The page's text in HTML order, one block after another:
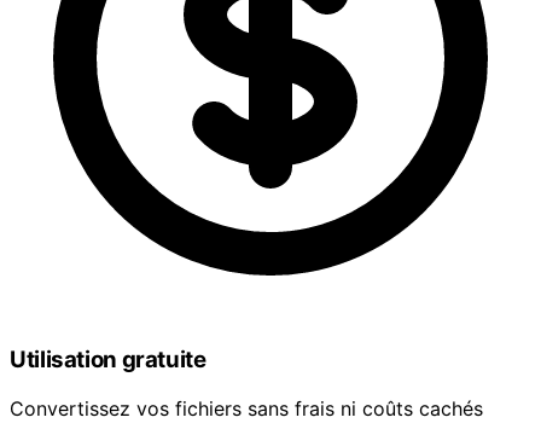
Utilisation gratuite
Convertissez vos fichiers sans frais ni coûts cachés